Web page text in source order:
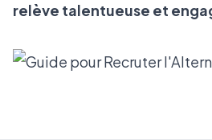
relève talentueuse et